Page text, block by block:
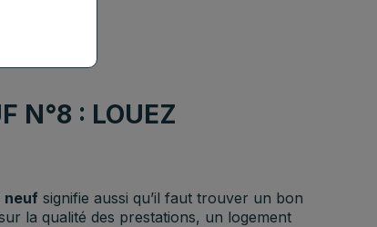
N°8 : LOUEZ
neuf signifie aussi qu’il faut trouver un bon
la qualité des prestations, un logement